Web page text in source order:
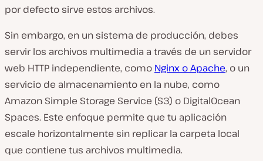
por defecto sirve estos archivos.
Sin embargo, en un sistema de producción, debes
servir los archivos multimedia a través de un servidor
web HTTP independiente, como Nginx o Apache, o un
servicio de almacenamiento en la nube, como
Amazon Simple Storage Service (S3) o DigitalOcean
Spaces. Este enfoque permite que tu aplicación
escale horizontalmente sin replicar la carpeta local
que contiene tus archivos multimedia.